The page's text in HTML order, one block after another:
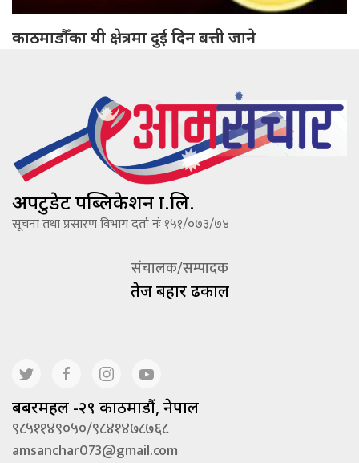
काठमाडौँका यी क्षेत्रमा दुई दिन बत्ती जाने
अपटुडेट पब्लिकेशन प्रा.लि.
सूचना तथा प्रसारण विभाग दर्ता नंः १५१/०७३/७४
संचालक/सम्पादक
तेज बहादूर ढकाल
बबरमहल -२९ काठमाडौं, नेपाल
९८५११४९०५०/९८४१४७८७६८
amsanchar073@gmail.com